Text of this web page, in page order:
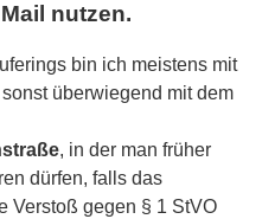
nutzen.
bin ich meistens mit
überwiegend mit dem
, in der man früher
dürfen, falls das
Verstoß gegen § 1 StVO